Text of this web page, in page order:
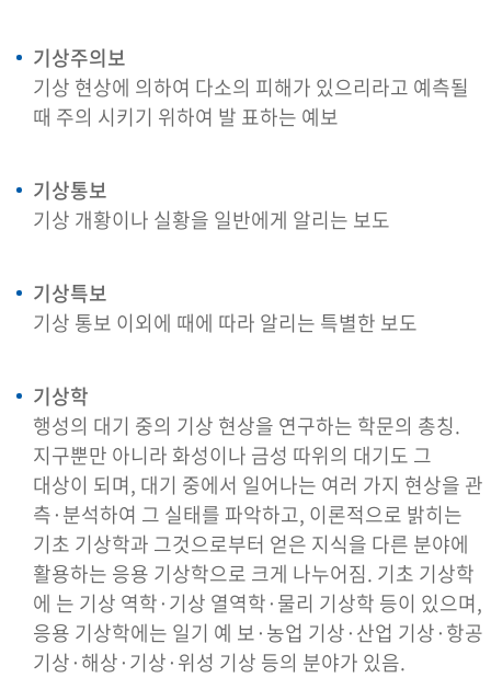
기상주의보
기상 현상에 의하여 다소의 피해가 있으리라고 예측될
때 주의 시키기 위하여 발 표하는 예보
기상통보
기상 개황이나 실황을 일반에게 알리는 보도
기상특보
기상 통보 이외에 때에 따라 알리는 특별한 보도
기상학
행성의 대기 중의 기상 현상을 연구하는 학문의 총칭.
지구뿐만 아니라 화성이나 금성 따위의 대기도 그
대상이 되며, 대기 중에서 일어나는 여러 가지 현상을 관
측·분석하여 그 실태를 파악하고, 이론적으로 밝히는
기초 기상학과 그것으로부터 얻은 지식을 다른 분야에
활용하는 응용 기상학으로 크게 나누어짐. 기초 기상학
에 는 기상 역학·기상 열역학·물리 기상학 등이 있으며,
응용 기상학에는 일기 예 보·농업 기상·산업 기상·항공
기상·해상·기상·위성 기상 등의 분야가 있음.